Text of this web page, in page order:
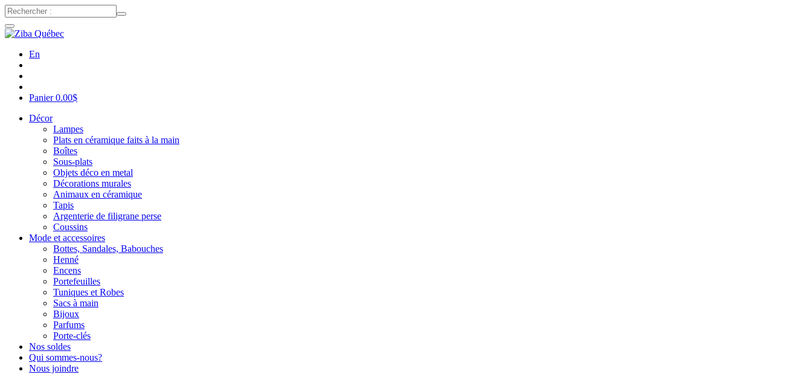
En
Panier0.00$
Décor
Lampes
Plats en céramique faits à la main
Boîtes
Sous-plats
Objets déco en metal
Décorations murales
Animaux en céramique
Tapis
Argenterie de filigrane perse
Coussins
Mode et accessoires
Bottes, Sandales, Babouches
Henné
Encens
Portefeuilles
Tuniques et Robes
Sacs à main
Bijoux
Parfums
Porte-clés
Nos soldes
Qui sommes-nous?
Nous joindre